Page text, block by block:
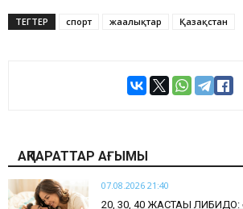
ТЕГТЕР спорт жаңалықтар Қазақстан
АҚПАРАТТАР АҒЫМЫ
07.08.2026 21:40
​20, 30, 40 ЖАСТАҒЫ ЛИБИДО: